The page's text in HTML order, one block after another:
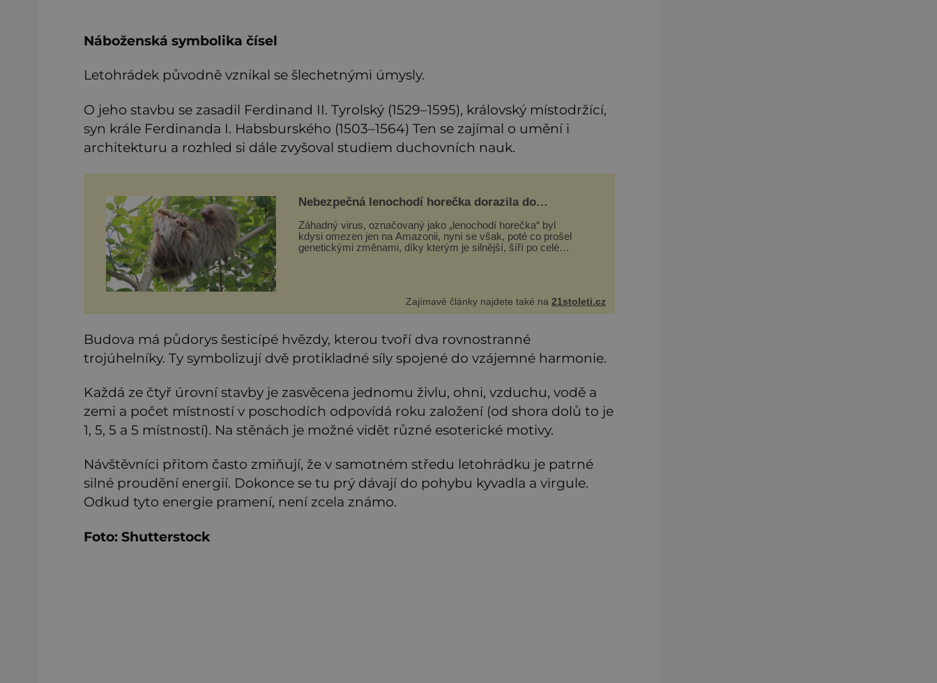
Náboženská symbolika čísel
Letohrádek původně vznikal se šlechetnými úmysly.
O jeho stavbu se zasadil Ferdinand II. Tyrolský (1529–1595), královský místodržící,
syn krále Ferdinanda I. Habsburského (1503–1564) Ten se zajímal o umění i
architekturu a rozhled si dále zvyšoval studiem duchovních nauk.
Nebezpečná lenochodí horečka dorazila do
Záhadný virus, označovaný jako „lenochodí horečka“ byl
kdysi omezen jen na Amazonii, nyní se však, poté co prošel
genetickými změnami, díky kterým je silnější, šíří po celé
Zajímavé články najdete také na21stoleti.cz
Budova má půdorys šesticípé hvězdy, kterou tvoří dva rovnostranné
trojúhelníky. Ty symbolizují dvě protikladné síly spojené do vzájemné harmonie.
Každá ze čtyř úrovní stavby je zasvěcena jednomu živlu, ohni, vzduchu, vodě a
zemi a počet místností v poschodích odpovídá roku založení (od shora dolů to je
1, 5, 5 a 5 místností). Na stěnách je možné vidět různé esoterické motivy.
Návštěvníci přitom často zmiňují, že v samotném středu letohrádku je patrné
silné proudění energií. Dokonce se tu prý dávají do pohybu kyvadla a virgule.
Odkud tyto energie pramení, není zcela známo.
Foto: Shutterstock